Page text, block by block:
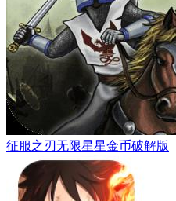
征服之刃无限星星金币破解版